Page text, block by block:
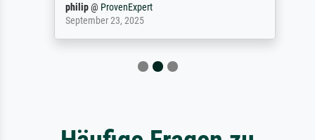
philip@ProvenExpert
September 23, 2025